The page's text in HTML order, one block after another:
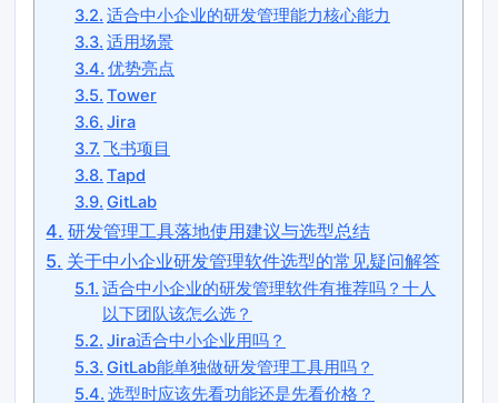
适合中小企业的研发管理能力核心能力
适用场景
优势亮点
Tower
Jira
飞书项目
Tapd
GitLab
研发管理工具落地使用建议与选型总结
关于中小企业研发管理软件选型的常见疑问解答
适合中小企业的研发管理软件有推荐吗？十人
以下团队该怎么选？
Jira适合中小企业用吗？
GitLab能单独做研发管理工具用吗？
选型时应该先看功能还是先看价格？